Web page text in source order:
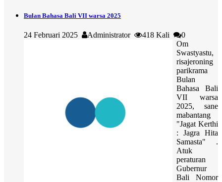
Bulan Bahasa Bali VII warsa 2025
24 Februari 2025 Administrator 418 Kali
0
Om
Swastyastu,
risajeroning
parikrama
Bulan
Bahasa Bali
VII warsa
2025, sane
mabantang
"Jagat Kerthi
: Jagra Hita
Samasta" .
Atuk
peraturan
Gubernur
Bali Nomor